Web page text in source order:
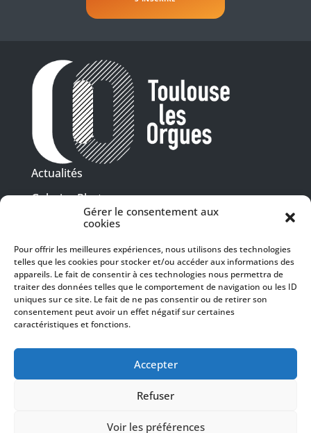
Gérer le consentement aux
cookies
Pour offrir les meilleures expériences, nous utilisons des technologies
telles que les cookies pour stocker et/ou accéder aux informations des
appareils. Le fait de consentir à ces technologies nous permettra de
traiter des données telles que le comportement de navigation ou les ID
uniques sur ce site. Le fait de ne pas consentir ou de retirer son
consentement peut avoir un effet négatif sur certaines
caractéristiques et fonctions.
Accepter
Refuser
Voir les préférences
Actualités
Galeries Photos
Vidéothèque
Presse
Programme PDF
Billetterie
Recrutement
Mentions légales
SUIVEZ-NOUS